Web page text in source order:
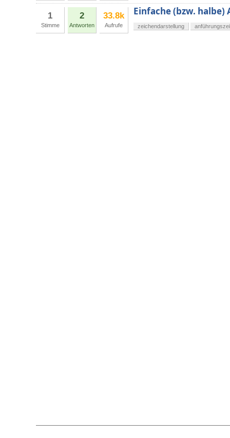
1
Stimme
2
Antworten
33.8k
Aufrufe
Einfache (bzw.
zeichendarstellung